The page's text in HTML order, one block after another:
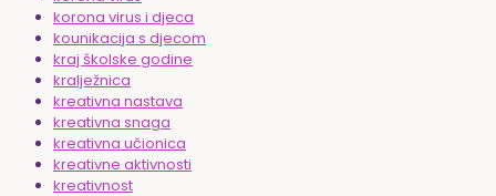
korona virus i djeca
kounikacija s djecom
kraj školske godine
kralježnica
kreativna nastava
kreativna snaga
kreativna učionica
kreativne aktivnosti
kreativnost